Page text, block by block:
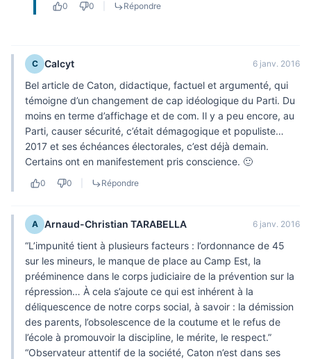
0 0 Répondre
C Calcyt 6 janv. 2016
Bel article de Caton, didactique, factuel et argumenté, qui
témoigne d’un changement de cap idéologique du Parti. Du
moins en terme d’affichage et de com. Il y a peu encore, au
Parti, causer sécurité, c’était démagogique et populiste…
2017 et ses échéances électorales, c’est déjà demain.
Certains ont en manifestement pris conscience. 🙂
0 0 Répondre
A Arnaud-Christian TARABELLA 6 janv. 2016
“L’impunité tient à plusieurs facteurs : l’ordonnance de 45
sur les mineurs, le manque de place au Camp Est, la
prééminence dans le corps judiciaire de la prévention sur la
répression… À cela s’ajoute ce qui est inhérent à la
déliquescence de notre corps social, à savoir : la démission
des parents, l’obsolescence de la coutume et le refus de
l’école à promouvoir la discipline, le mérite, le respect.”
“Observateur attentif de la société, Caton n’est dans ses